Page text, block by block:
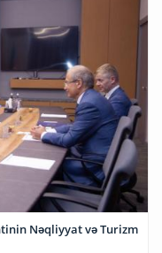
Nəqliyyat və Turizm